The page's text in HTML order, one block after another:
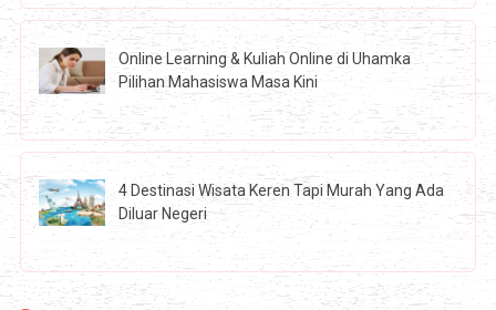
Online Learning & Kuliah Online di Uhamka
Pilihan Mahasiswa Masa Kini
4 Destinasi Wisata Keren Tapi Murah Yang Ada
Diluar Negeri